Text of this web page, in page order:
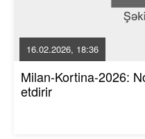
16.02.2026, 18:36
Milan-Kortina-2026:
etdirir